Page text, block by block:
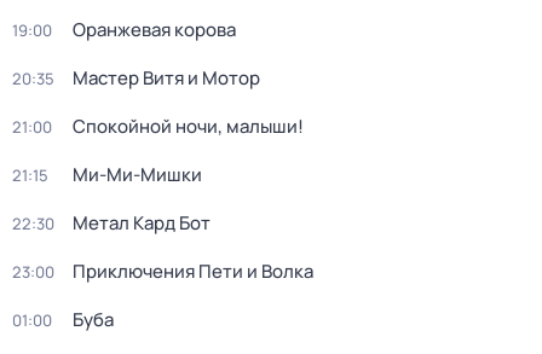
19:00 Оранжевая корова
20:35 Мастер Витя и Мотор
21:00 Спокойной ночи, малыши!
21:15 Ми-Ми-Мишки
22:30 Метал Кард Бот
23:00 Приключения Пети и Волка
01:00 Буба